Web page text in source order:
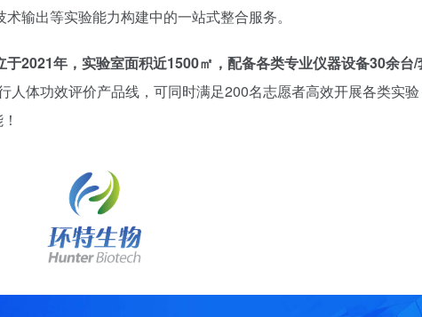
输出等实验能力构建中的一站式整合服务。
2021年，实验室面积近1500㎡，配备各类专业仪器设备30余台/
人体功效评价产品线，可同时满足200名志愿者高效开展各类实